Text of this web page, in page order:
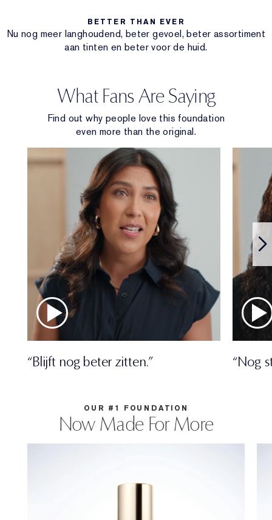
BETTER THAN EVER
Nu nog meer langhoudend, beter gevoel, beter assortiment
aan tinten en beter voor de huid.
What Fans Are Saying
Find out why people love this foundation
even more than the original.
“Blijft nog beter zitten.” “Nog
OUR #1 FOUNDATION
Now Made For More